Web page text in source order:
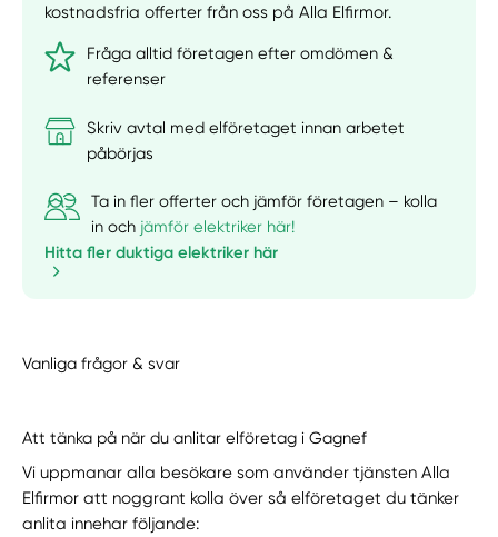
kostnadsfria offerter från oss på Alla Elfirmor.
Fråga alltid företagen efter omdömen &
referenser
Skriv avtal med elföretaget innan arbetet
påbörjas
Ta in fler offerter och jämför företagen – kolla
in och jämför elektriker här!
Hitta fler duktiga elektriker här
Vanliga frågor & svar
Att tänka på när du anlitar elföretag i Gagnef
Vi uppmanar alla besökare som använder tjänsten Alla
Elfirmor att noggrant kolla över så elföretaget du tänker
anlita innehar följande: